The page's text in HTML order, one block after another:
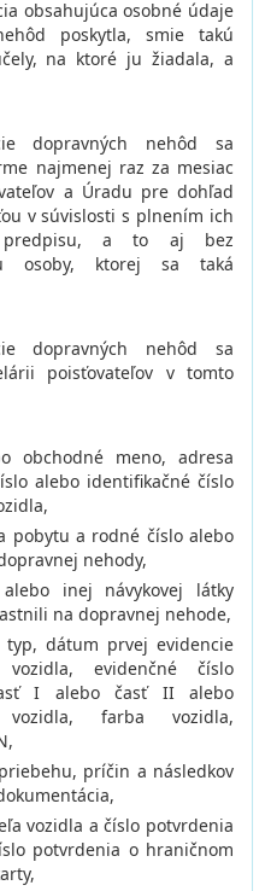
obsahujúca osobné údaje
poskytla, smie takú
na ktoré ju žiadala, a
dopravných nehôd sa
najmenej raz za mesiac
a Úradu pre dohľad
v súvislosti s plnením ich
predpisu, a to aj bez
osoby, ktorej sa taká
dopravných nehôd sa
poisťovateľov v tomto
obchodné meno, adresa
alebo identifikačné číslo
pobytu a rodné číslo alebo
nehody,
inej návykovej látky
na dopravnej nehode,
typ, dátum prvej evidencie
evidenčné číslo
I alebo časť II alebo
vozidla, farba vozidla,
príčin a následkov
vozidla a číslo potvrdenia
potvrdenia o hraničnom